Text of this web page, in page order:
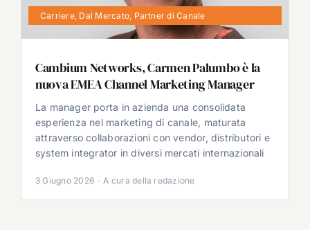
Carriere, Dal Mercato, Partner di Canale
Cambium Networks, Carmen Palumbo è la
nuova EMEA Channel Marketing Manager
La manager porta in azienda una consolidata
esperienza nel marketing di canale, maturata
attraverso collaborazioni con vendor, distributori e
system integrator in diversi mercati internazionali
3 Giugno 2026 · A cura della redazione